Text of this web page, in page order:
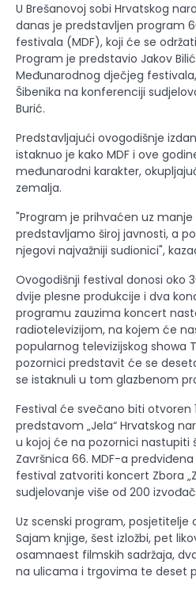
U Brešanovoj sobi Hrvatskog
danas je predstavljen program
festivala (MDF), koji će se
Program je predstavio Jakov
Međunarodnog dječjeg
Šibenika na konferenciji
Burić.
Predstavljajući ovogodišnje
istaknuo je kako MDF i ove
međunarodni karakter,
zemalja.
"Program je prihvaćen uz
predstavljamo široj javnosti, a
njegovi najvažniji sudionici",
Ovogodišnji festival donosi oko
dvije plesne produkcije i dva
programu zauzima koncert
radiotelevizijom, na kojem će
popularnog televizijskog showa
pozornici predstavit će se
se istaknuli u tom glazbenom
Festival će svečano biti otvoren
predstavom „Jela“ Hrvatskog
u kojoj će na pozornici nastupiti
Završnica 66. MDF-a
festival zatvoriti koncert Zbora
sudjelovanje više od 200
Uz scenski program, posjetitelje
Sajam knjige, šest izložbi, pet
osamnaest filmskih sadržaja,
na ulicama i trgovima te deset